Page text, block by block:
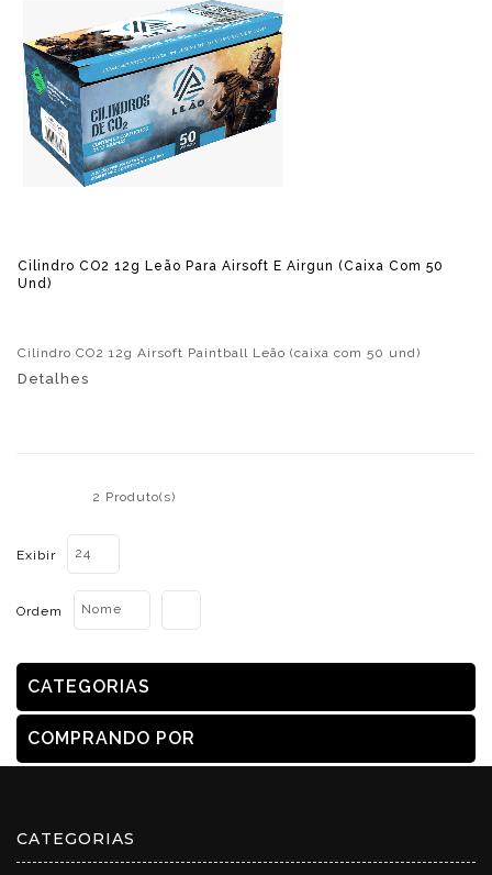
Cilindro CO2 12g Leão Para Airsoft E Airgun (caixa Com 50
Und)
Cilindro CO2 12g Airsoft Paintball Leão (caixa com 50 und)
Detalhes
2 Produto(s)
Exibir 24
Ordem Nome
CATEGORIAS
COMPRANDO POR
CATEGORIAS